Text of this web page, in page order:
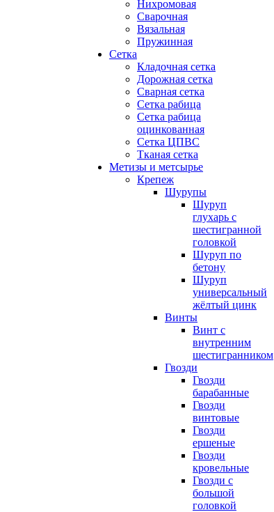
Нихромовая
Сварочная
Вязальная
Пружинная
Сетка
Кладочная сетка
Дорожная сетка
Сварная сетка
Сетка рабица
Сетка рабица
оцинкованная
Сетка ЦПВС
Тканая сетка
Метизы и метсырье
Крепеж
Шурупы
Шуруп
глухарь с
шестигранной
головкой
Шуруп по
бетону
Шуруп
универсальный
жёлтый цинк
Винты
Винт с
внутренним
шестигранником
Гвозди
Гвозди
барабанные
Гвозди
винтовые
Гвозди
ершеные
Гвозди
кровельные
Гвозди с
большой
головкой